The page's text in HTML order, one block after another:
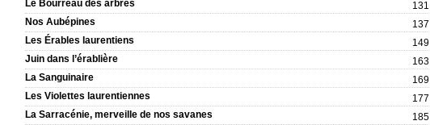
Le Bourreau des arbres
131
Nos Aubépines
137
Les Érables laurentiens
149
Juin dans l’érablière
163
La Sanguinaire
169
Les Violettes laurentiennes
177
La Sarracénie, merveille de nos savanes
185